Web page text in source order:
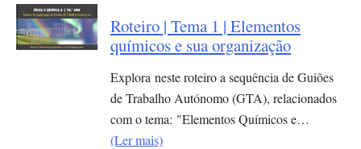
Roteiro | Tema 1 | Elementos
químicos e sua organização​
Explora neste roteiro a sequência de Guiões
de Trabalho Autónomo (GTA), relacionados
com o tema: "Elementos Químicos e…
(Ler mais)